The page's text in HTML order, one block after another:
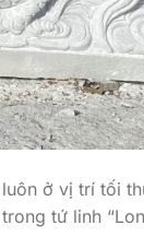
ở vị trí tối
tứ linh